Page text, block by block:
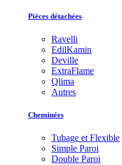
Pièces détachées
Ravelli
EdilKamin
Deville
ExtraFlame
Qlima
Autres
Cheminées
Tubage et Flexible
Simple Paroi
Double Paroi